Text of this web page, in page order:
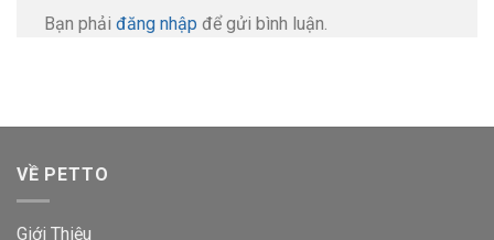
Bạn phải đăng nhập để gửi bình luận.
VỀ PETTO
Giới Thiệu